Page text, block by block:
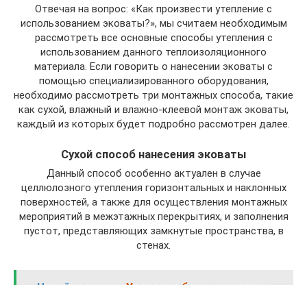
Отвечая на вопрос: «Как произвести утепление с
использованием эковаты?», мы считаем необходимым
рассмотреть все основные способы утепления с
использованием данного теплоизоляционного
материала. Если говорить о нанесении эковаты с
помощью специализированного оборудования,
необходимо рассмотреть три монтажных способа, такие
как сухой, влажный и влажно-клеевой монтаж эковаты,
каждый из которых будет подробно рассмотрен далее.
Сухой способ нанесения эковаты
Данный способ особенно актуален в случае
целлюлозного утепления горизонтальных и наклонных
поверхностей, а также для осуществления монтажных
мероприятий в межэтажных перекрытиях, и заполнения
пустот, представляющих замкнутые пространства, в
стенах.